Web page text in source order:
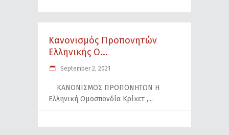
Κανονισμός Προπονητών
Ελληνικής Ο...
September 2, 2021
ΚΑΝΟΝΙΣΜΟΣ ΠΡΟΠΟΝΗΤΩΝ Η
Ελληνική Ομοσπονδία Κρίκετ ,